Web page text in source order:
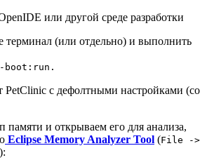
или другой среде разработки
терминал (или отдельно) и выполнить
boot:run.
PetClinic с дефолтными настройками (со
и открываем его для анализа,
Eclipse Memory Analyzer Tool (File ->
):